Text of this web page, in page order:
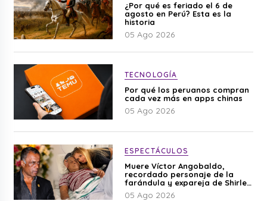
¿Por qué es feriado el 6 de
agosto en Perú? Esta es la
historia
05 Ago 2026
TECNOLOGÍA
Por qué los peruanos compran
cada vez más en apps chinas
05 Ago 2026
ESPECTÁCULOS
Muere Víctor Angobaldo,
recordado personaje de la
farándula y expareja de Shirley
Cherres
05 Ago 2026